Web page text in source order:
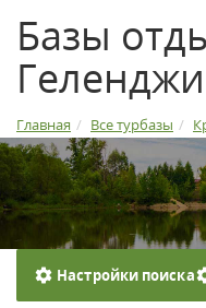
Базы
Главная Все турбазы
Настройки поиска